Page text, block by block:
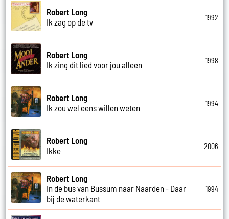
Robert Long
Ik zag op de tv
1992
Robert Long
Ik zing dit lied voor jou alleen
1998
Robert Long
Ik zou wel eens willen weten
1994
Robert Long
Ikke
2006
Robert Long
In de bus van Bussum naar Naarden - Daar
bij de waterkant
1994